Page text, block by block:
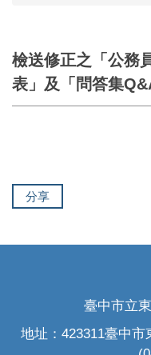
檢送修正之「公務
表」及「問答集
分享
臺中市立
地址：423311臺中